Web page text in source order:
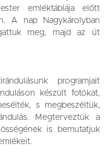
emléktáblája előtt
A nap Nagykárolyban
meg, majd az út
programjait
készült fotókat,
s megbeszéltük,
Megterveztük a
is bemutatjuk